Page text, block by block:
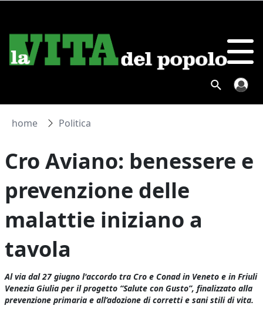
home Politica
Cro Aviano: benessere e
prevenzione delle
malattie iniziano a
tavola
Al via dal 27 giugno l'accordo tra Cro e Conad in Veneto e in Friuli
Venezia Giulia per il progetto “Salute con Gusto”, finalizzato alla
prevenzione primaria e all’adozione di corretti e sani stili di vita.